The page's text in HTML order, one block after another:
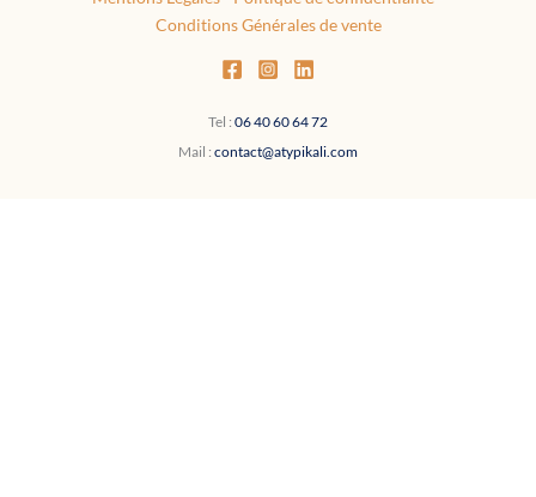
Conditions Générales de vente
Tel : 06 40 60 64 72
Mail : contact@atypikali.com